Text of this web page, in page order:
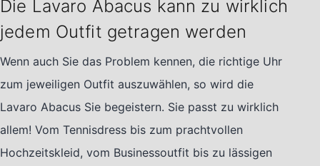
Die Lavaro Abacus kann zu wirklich
jedem Outfit getragen werden
Wenn auch Sie das Problem kennen, die richtige Uhr
zum jeweiligen Outfit auszuwählen, so wird die
Lavaro Abacus Sie begeistern. Sie passt zu wirklich
allem! Vom Tennisdress bis zum prachtvollen
Hochzeitskleid, vom Businessoutfit bis zu lässigen